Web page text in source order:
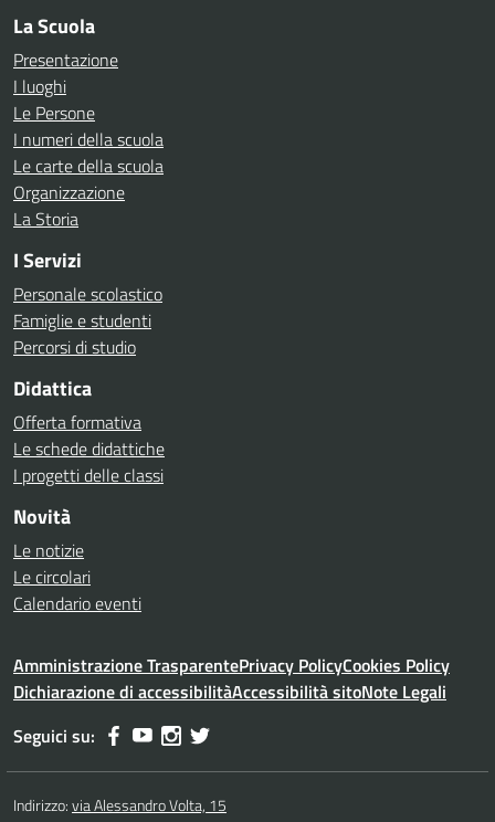
La Scuola
Presentazione
I luoghi
Le Persone
I numeri della scuola
Le carte della scuola
Organizzazione
La Storia
I Servizi
Personale scolastico
Famiglie e studenti
Percorsi di studio
Didattica
Offerta formativa
Le schede didattiche
I progetti delle classi
Novità
Le notizie
Le circolari
Calendario eventi
Amministrazione TrasparentePrivacy PolicyCookies Policy
Dichiarazione di accessibilitàAccessibilità sitoNote Legali
Seguici su:
Indirizzo:via Alessandro Volta, 15